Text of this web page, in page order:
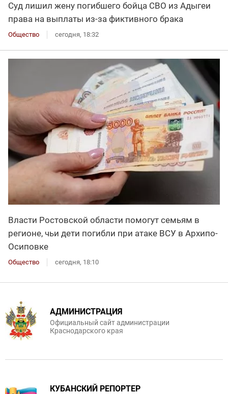
Суд лишил жену погибшего бойца СВО из Адыгеи
права на выплаты из-за фиктивного брака
Общество сегодня, 18:32
Власти Ростовской области помогут семьям в
регионе, чьи дети погибли при атаке ВСУ в Архипо-
Осиповке
Общество сегодня, 18:10
АДМИНИСТРАЦИЯ
Официальный сайт администрации
Краснодарского края
КУБАНСКИЙ РЕПОРТЕР